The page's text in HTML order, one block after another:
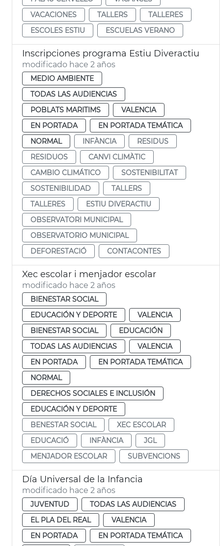
VACACIONES
TALLERS
TALLERES
ESCOLES ESTIU
ESCUELAS VERANO
Inscripciones programa Estiu Diveractiu
modificado hace 2 años
MEDIO AMBIENTE
TODAS LAS AUDIENCIAS
POBLATS MARITIMS
VALENCIA
EN PORTADA
EN PORTADA TEMÁTICA
NORMAL
INFÀNCIA
RESIDUS
RESIDUOS
CANVI CLIMÀTIC
CAMBIO CLIMÁTICO
SOSTENIBILITAT
SOSTENIBILIDAD
TALLERS
TALLERES
ESTIU DIVERACTIU
OBSERVATORI MUNICIPAL
OBSERVATORIO MUNICIPAL
DEFORESTACIÓ
CONTACONTES
Xec escolar i menjador escolar
modificado hace 2 años
BIENESTAR SOCIAL
EDUCACIÓN Y DEPORTE
VALENCIA
BIENESTAR SOCIAL
EDUCACIÓN
TODAS LAS AUDIENCIAS
VALENCIA
EN PORTADA
EN PORTADA TEMÁTICA
NORMAL
DERECHOS SOCIALES E INCLUSIÓN
EDUCACIÓN Y DEPORTE
BENESTAR SOCIAL
XEC ESCOLAR
EDUCACIÓ
INFÀNCIA
JGL
MENJADOR ESCOLAR
SUBVENCIONS
Día Universal de la Infancia
modificado hace 2 años
JUVENTUD
TODAS LAS AUDIENCIAS
EL PLA DEL REAL
VALENCIA
EN PORTADA
EN PORTADA TEMÁTICA